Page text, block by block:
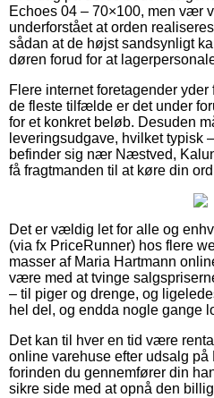
Echoes 04 – 70×100, men vær
underforstået at orden
sådan at de højst sandsynligt
døren forud for at
Flere internet foretagender
de fleste tilfælde er det under
for et konkret beløb. Desuden
leveringsudgave, hvilket typisk
befinder sig nær Næstved,
få fragtmanden til at køre din
Det er vældig let for alle og
(via fx PriceRunner) hos flere
masser af Maria Hartmann
være med at tvinge
– til piger og drenge, og
hel del, og endda nogle gange
Det kan til hver en tid være
online varehuse efter udsalg
forinden du gennemfører din
sikre side med at opnå den